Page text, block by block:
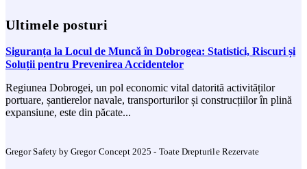
Ultimele posturi
Siguranța la Locul de Muncă în Dobrogea: Statistici, Riscuri și
Soluții pentru Prevenirea Accidentelor
Regiunea Dobrogei, un pol economic vital datorită activităților
portuare, șantierelor navale, transporturilor și construcțiilor în plină
expansiune, este din păcate...
Gregor Safety by Gregor Concept 2025 - Toate Drepturile Rezervate